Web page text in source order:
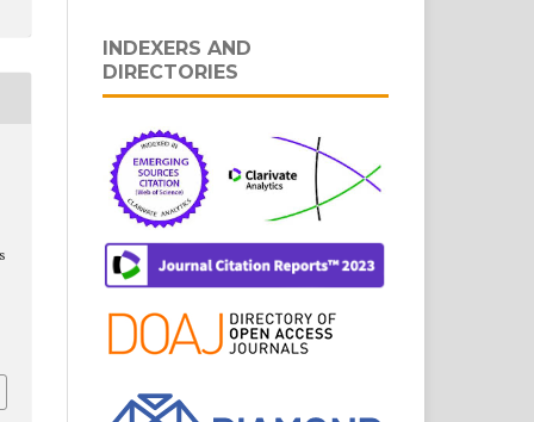
INDEXERS AND
DIRECTORIES